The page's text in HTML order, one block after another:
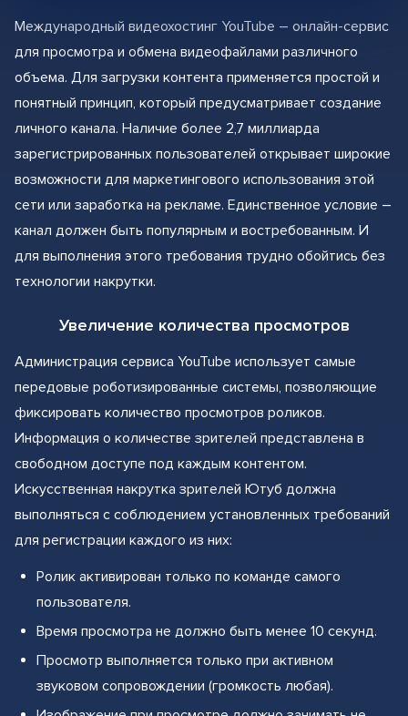
Международный видеохостинг YouTube – онлайн-сервис
для просмотра и обмена видеофайлами различного
объема. Для загрузки контента применяется простой и
понятный принцип, который предусматривает создание
личного канала. Наличие более 2,7 миллиарда
зарегистрированных пользователей открывает широкие
возможности для маркетингового использования этой
сети или заработка на рекламе. Единственное условие –
канал должен быть популярным и востребованным. И
для выполнения этого требования трудно обойтись без
технологии накрутки.
Увеличение количества просмотров
Администрация сервиса YouTube использует самые
передовые роботизированные системы, позволяющие
фиксировать количество просмотров роликов.
Информация о количестве зрителей представлена в
свободном доступе под каждым контентом.
Искусственная накрутка зрителей Ютуб должна
выполняться с соблюдением установленных требований
для регистрации каждого из них:
Ролик активирован только по команде самого
пользователя.
Время просмотра не должно быть менее 10 секунд.
Просмотр выполняется только при активном
звуковом сопровождении (громкость любая).